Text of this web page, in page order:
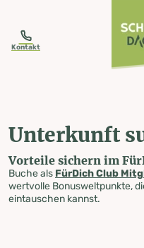
Kontakt
Unterkunft
Vorteile sichern im
Buche als FürDich Club
wertvolle Bonusweltpunkte,
eintauschen kannst.